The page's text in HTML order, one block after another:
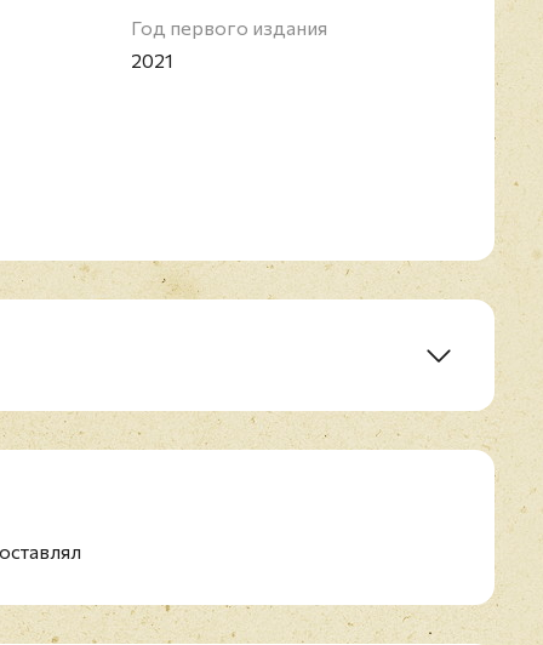
Год первого издания
2021
Are You Far Away